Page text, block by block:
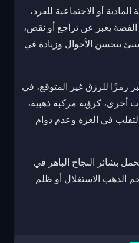
أو الاجتماعية للفرد،
يعبر عن تراجع أو نقص،
بتحسن الأحوال وزيادة في
رمزًا للرزق غير المتوقع، في
كرؤية مركبة ذهبية،
في العزة وعدم دوام
بشائر النجاح الباهر في
الذهب الاستغلال أو ظلم